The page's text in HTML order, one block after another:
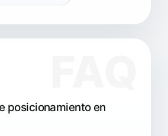
posicionamiento en